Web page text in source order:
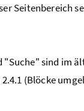
Seitenbereich
"Suche" sind im
(Blöcke